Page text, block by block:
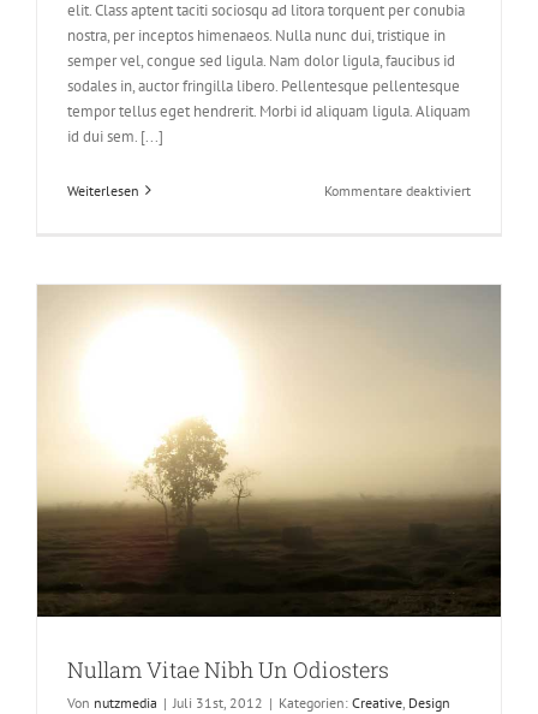
elit. Class aptent taciti sociosqu ad litora torquent per conubia
nostra, per inceptos himenaeos. Nulla nunc dui, tristique in
semper vel, congue sed ligula. Nam dolor ligula, faucibus id
sodales in, auctor fringilla libero. Pellentesque pellentesque
tempor tellus eget hendrerit. Morbi id aliquam ligula. Aliquam
id dui sem. [...]
Weiterlesen Kommentare deaktiviertfür
Soci
Nullam Vitae Nibh Un Odiosters
Von nutzmedia | Juli 31st, 2012 | Kategorien: Creative, Design